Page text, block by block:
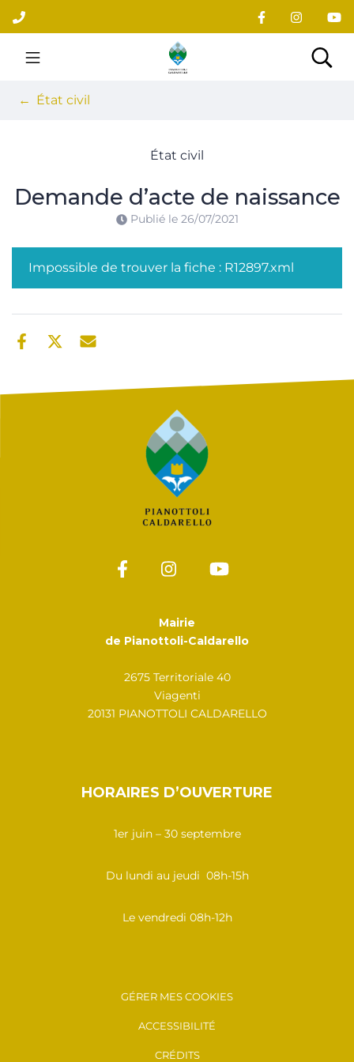
Aller
au
contenu
Site officiel du village
État civil
État civil
Demande d’acte de naissance
Publié le 26/07/2021
Impossible de trouver la fiche : R12897.xml
Mairie
de Pianottoli-Caldarello
2675 Territoriale 40
Viagenti
20131 PIANOTTOLI CALDARELLO
HORAIRES D’OUVERTURE
1er juin – 30 septembre
Du lundi au jeudi 08h-15h
Le vendredi 08h-12h
GÉRER MES COOKIES
ACCESSIBILITÉ
CRÉDITS